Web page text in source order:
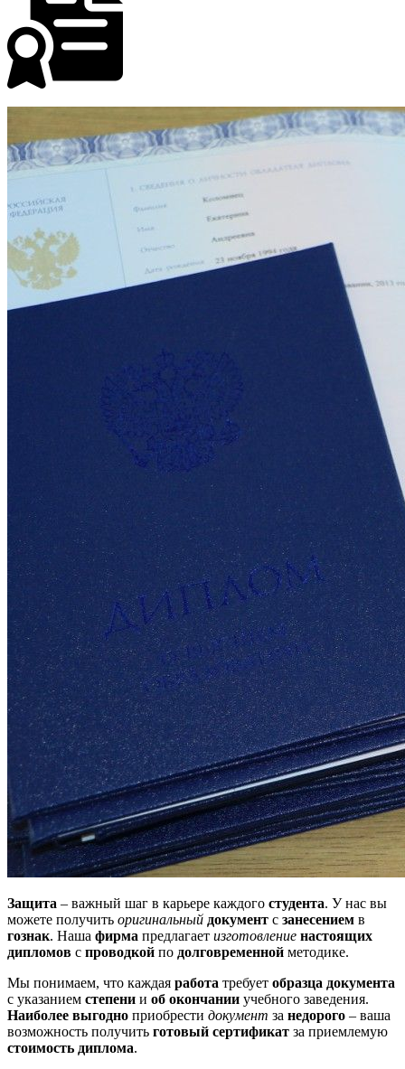
Защита – важный шаг в карьере каждого студента. У нас вы
можете получить оригинальный документ с занесением в
гознак. Наша фирма предлагает изготовление настоящих
дипломов с проводкой по долговременной методике.
Мы понимаем, что каждая работа требует образца документа
с указанием степени и об окончании учебного заведения.
Наиболее выгодно приобрести документ за недорого – ваша
возможность получить готовый сертификат за приемлемую
стоимость диплома.